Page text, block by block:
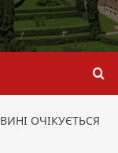
ОЧІКУЄТЬСЯ